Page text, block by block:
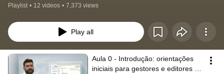
Playlist • 12 videos • 7,373 views
Play all
Aula 0 - Introdução: orientações
iniciais para gestores e editores de